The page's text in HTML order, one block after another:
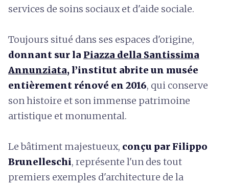
services de soins sociaux et d'aide sociale.
Toujours situé dans ses espaces d'origine,
donnant sur la Piazza della Santissima
Annunziata, l’institut abrite un musée
entièrement rénové en 2016, qui conserve
son histoire et son immense patrimoine
artistique et monumental.
Le bâtiment majestueux, conçu par Filippo
Brunelleschi, représente l'un des tout
premiers exemples d'architecture de la